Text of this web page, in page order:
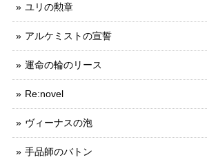
ユリの勲章
アルケミストの宣誓
運命の輪のリース
Re:novel
ヴィーナスの泡
手品師のバトン